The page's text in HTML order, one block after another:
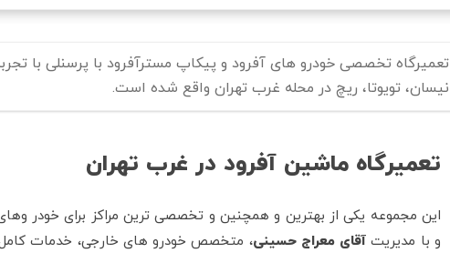
تعمیرگاه تخصصی خودرو های آفرود و پیکاپ مسترآفرود با پرسنلی با
نیسان، تویوتا، ریچ در محله غرب تهران واقع شده است.
تعمیرگاه ماشین آفرود در غرب تهران
این مجموعه یکی از بهترین و همچنین و تخصصی‌ ترین مراکز برای خودر
و با مدیریت آقای معراج حسینی، متخصص خودرو های خارجی، خدمات کامل